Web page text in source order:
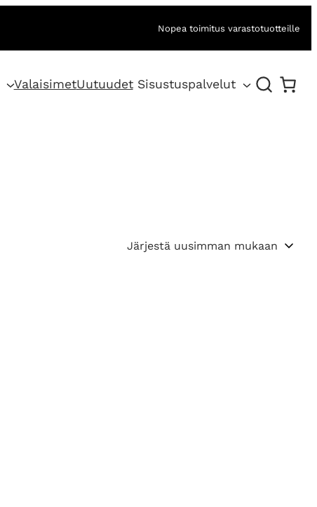
Nopea toimitus varastotuotteille
ValaisimetUutuudet Sisustuspalvelut